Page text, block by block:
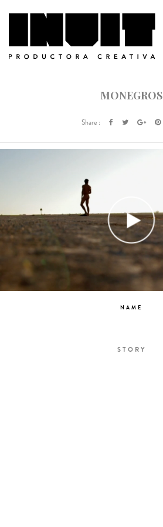
MONEGROS
Share :
NAME
STORY